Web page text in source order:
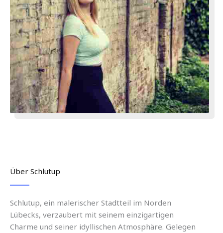
Über Schlutup
Schlutup, ein malerischer Stadtteil im Norden
Lübecks, verzaubert mit seinem einzigartigen
Charme und seiner idyllischen Atmosphäre. Gelegen